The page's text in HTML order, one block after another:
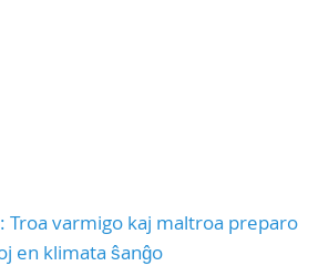
Troa varmigo kaj maltroa preparo
en klimata ŝanĝo